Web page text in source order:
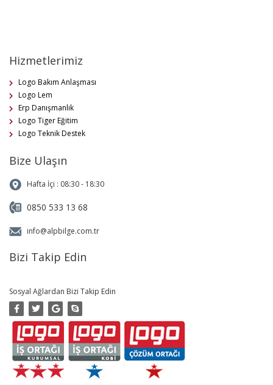
Hizmetlerimiz
Logo Bakım Anlaşması
Logo Lem
Erp Danışmanlık
Logo Tiger Eğitim
Logo Teknik Destek
Bize Ulaşın
Hafta İçi : 08:30 - 18:30
0850 533 13 68
info@alpbilge.com.tr
Bizi Takip Edin
Sosyal Ağlardan Bizi Takip Edin